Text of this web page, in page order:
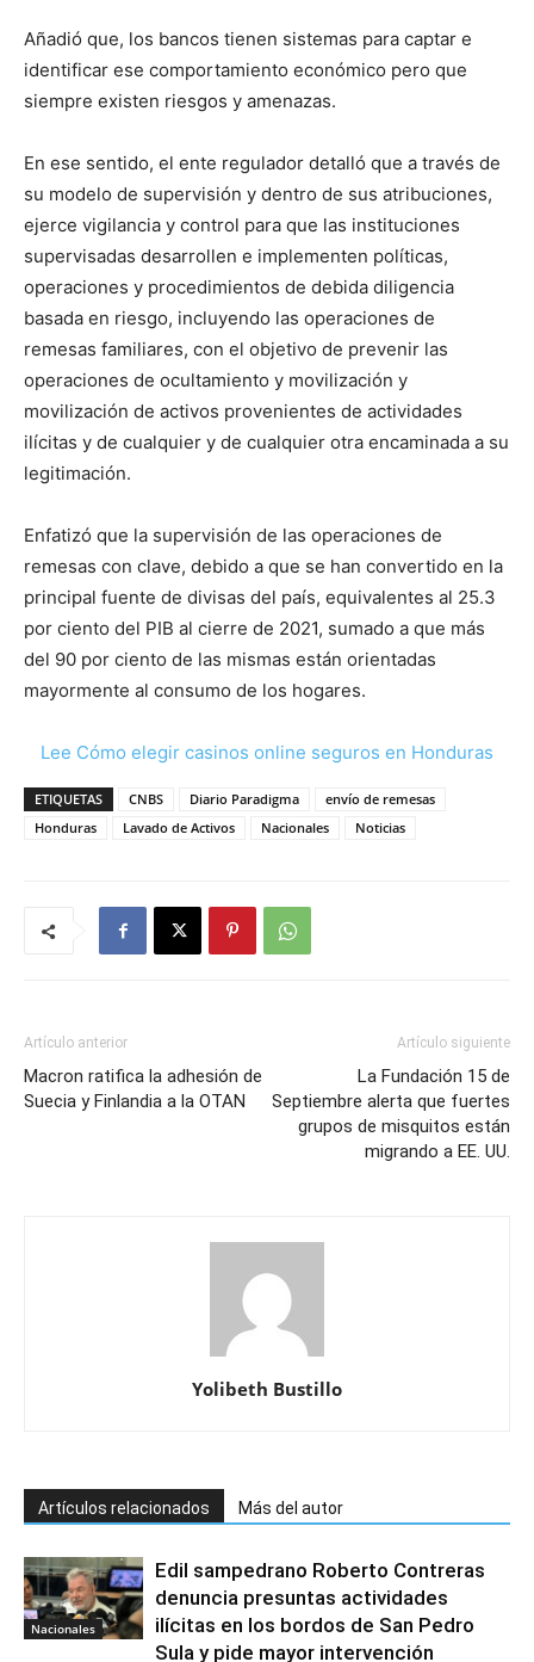
Añadió que, los bancos tienen sistemas para captar e
identificar ese comportamiento económico pero que
siempre existen riesgos y amenazas.
En ese sentido, el ente regulador detalló que a través de
su modelo de supervisión y dentro de sus atribuciones,
ejerce vigilancia y control para que las instituciones
supervisadas desarrollen e implementen políticas,
operaciones y procedimientos de debida diligencia
basada en riesgo, incluyendo las operaciones de
remesas familiares, con el objetivo de prevenir las
operaciones de ocultamiento y movilización y
movilización de activos provenientes de actividades
ilícitas y de cualquier y de cualquier otra encaminada a su
legitimación.
Enfatizó que la supervisión de las operaciones de
remesas con clave, debido a que se han convertido en la
principal fuente de divisas del país, equivalentes al 25.3
por ciento del PIB al cierre de 2021, sumado a que más
del 90 por ciento de las mismas están orientadas
mayormente al consumo de los hogares.
Lee Cómo elegir casinos online seguros en Honduras
ETIQUETAS CNBS Diario Paradigma
envío de remesas
Honduras
Lavado de Activos Nacionales Noticias
Artículo anterior
Macron ratifica la adhesión de
Suecia y Finlandia a la OTAN
Artículo siguiente
La Fundación 15 de
Septiembre alerta que fuertes
grupos de misquitos están
migrando a EE. UU.
Yolibeth Bustillo
Artículos relacionados Más del autor
Nacionales
Edil sampedrano Roberto Contreras
denuncia presuntas actividades
ilícitas en los bordos de San Pedro
Sula y pide mayor intervención